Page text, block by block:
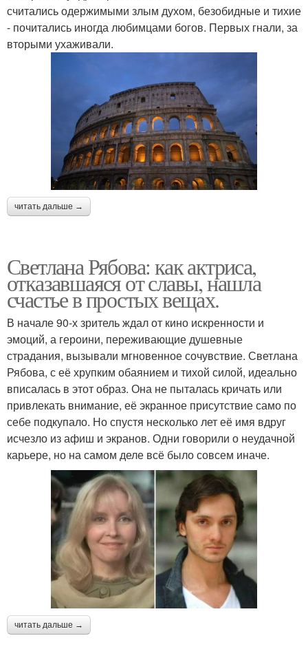
считались одержимыми злым духом, безобидные и тихие
- почитались иногда любимцами богов. Первых гнали, за
вторыми ухаживали.
читать дальше →
Светлана Рябова: как актриса,
отказавшаяся от славы, нашла
счастье в простых вещах.
В начале 90-х зритель ждал от кино искренности и
эмоций, а героини, переживающие душевные
страдания, вызывали мгновенное сочувствие. Светлана
Рябова, с её хрупким обаянием и тихой силой, идеально
вписалась в этот образ. Она не пыталась кричать или
привлекать внимание, её экранное присутствие само по
себе подкупало. Но спустя несколько лет её имя вдруг
исчезло из афиш и экранов. Одни говорили о неудачной
карьере, но на самом деле всё было совсем иначе.
читать дальше →